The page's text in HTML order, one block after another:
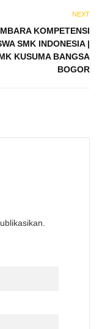
NEXT
KOMPETENSI
SMK INDONESIA |
KUSUMA BANGSA
BOGOR